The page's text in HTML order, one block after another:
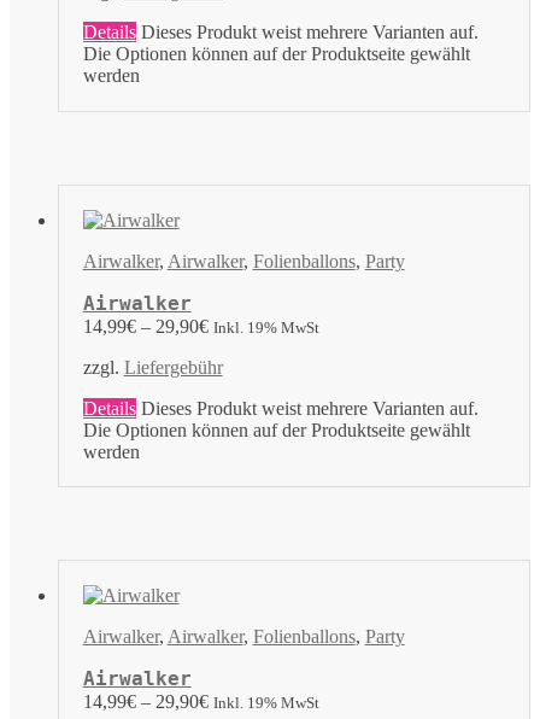
Details Dieses Produkt weist mehrere Varianten auf.
Die Optionen können auf der Produktseite gewählt
werden
Airwalker, Airwalker, Folienballons, Party
Airwalker
14,99€– 29,90€ Inkl. 19% MwSt
zzgl. Liefergebühr
Details Dieses Produkt weist mehrere Varianten auf.
Die Optionen können auf der Produktseite gewählt
werden
Airwalker, Airwalker, Folienballons, Party
Airwalker
14,99€– 29,90€ Inkl. 19% MwSt